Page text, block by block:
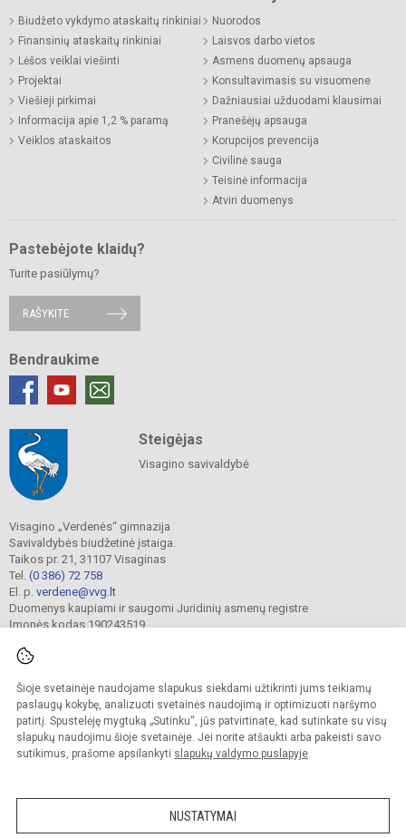
Šioje svetainėje naudojame slapukus siekdami užtikrinti jums teikiamų
paslaugų kokybę, analizuoti svetainės naudojimą ir optimizuoti naršymo
patirtį. Spustelėję mygtuką „Sutinku“, jūs patvirtinate, kad sutinkate su visų
slapukų naudojimu šioje svetainėje. Jei norite atšaukti arba pakeisti savo
sutikimus, prašome apsilankyti slapukų valdymo puslapyje.
NUSTATYMAI
Biudžeto vykdymo ataskaitų rinkiniai
Finansinių ataskaitų rinkiniai
Lėšos veiklai viešinti
Projektai
Viešieji pirkimai
Informacija apie 1,2 % paramą
Veiklos ataskaitos
Nuorodos
Laisvos darbo vietos
Asmens duomenų apsauga
Konsultavimasis su visuomene
Dažniausiai užduodami klausimai
Pranešėjų apsauga
Korupcijos prevencija
Civilinė sauga
Teisinė informacija
Atviri duomenys
Pastebėjote klaidų?
Turite pasiūlymų?
RAŠYKITE
Bendraukime
Steigėjas
Visagino savivaldybė
Visagino „Verdenės“ gimnazija
Savivaldybės biudžetinė įstaiga.
Taikos pr. 21, 31107 Visaginas
Tel. (0 386) 72 758
El. p. verdene@vvg.lt
Duomenys kaupiami ir saugomi Juridinių asmenų registre
Įmonės kodas 190243519
© 2022. Visagino „Verdenės“ gimnazija. Visos teisės saugomos.
Kopijuoti turinį be raštiško gimnazijos sutikimo griežtai draudžiama.
Versija neįgaliesiems Slapukų valdymas
Sumanus būdas atnaujinti